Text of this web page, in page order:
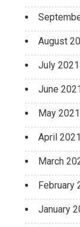
August
July 2021
June
May 2021
April 2021
March
February
January